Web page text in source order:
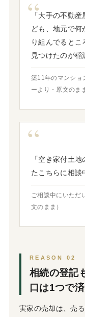
「大手の不動
ども、地元で何
り組んでると
見つけたのが稲
築11年のマンショ
ーより・原文のま
「空き家付土
たこちらに相談
ご相談中にいただ
文のまま）
REASON 02
相続の登記
口は1つで済
実家の売却は、売